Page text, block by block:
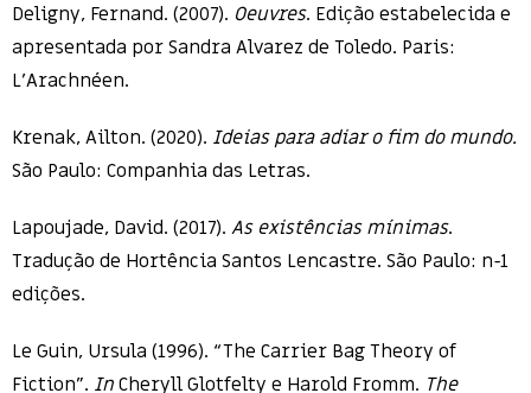
Deligny, Fernand. (2007). Oeuvres. Edição estabelecida e
apresentada por Sandra Alvarez de Toledo. Paris:
L’Arachnéen.
Krenak, Ailton. (2020). Ideias para adiar o fim do mundo.
São Paulo: Companhia das Letras.
Lapoujade, David. (2017). As existências mínimas.
Tradução de Hortência Santos Lencastre. São Paulo: n-1
edições.
Le Guin, Ursula (1996). “The Carrier Bag Theory of
Fiction”. InCheryll Glotfelty e Harold Fromm. The